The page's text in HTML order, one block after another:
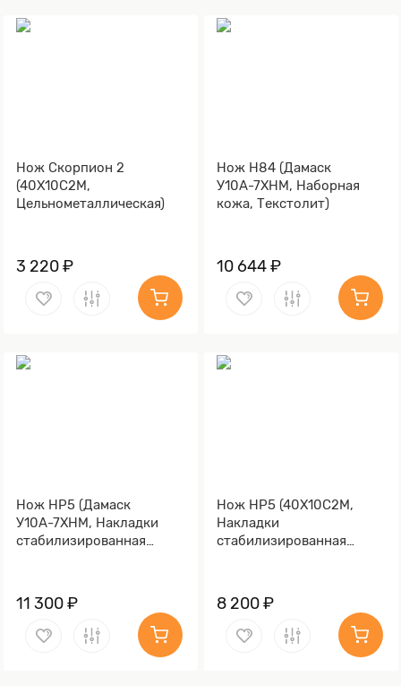
Нож Скорпион 2
(40Х10С2М,
Цельнометаллическая)
3 220 ₽
Нож Н84 (Дамаск
У10А-7ХНМ, Наборная
кожа, Текстолит)
10 644 ₽
Нож НР5 (Дамаск
У10А-7ХНМ, Накладки
стабилизированная
11 300 ₽
Нож НР5 (40Х10С2М,
Накладки
стабилизированная
8 200 ₽